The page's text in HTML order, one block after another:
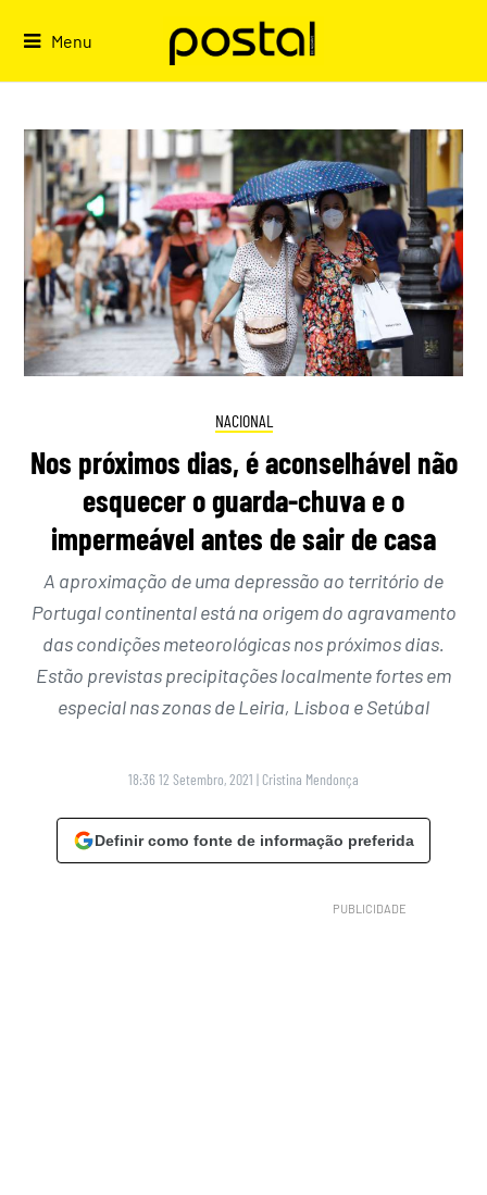
Menu
NACIONAL
Nos próximos dias, é aconselhável não
esquecer o guarda-chuva e o
impermeável antes de sair de casa
A aproximação de uma depressão ao território de
Portugal continental está na origem do agravamento
das condições meteorológicas nos próximos dias.
Estão previstas precipitações localmente fortes em
especial nas zonas de Leiria, Lisboa e Setúbal
18:36 12 Setembro, 2021 | Cristina Mendonça
Definir como fonte de informação preferida